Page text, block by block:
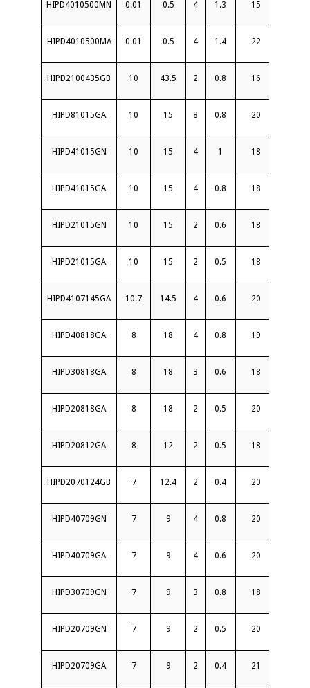
HIPD4010500MN 0.01 0.5 4 1.3 15
HIPD4010500MA 0.01 0.5 4 1.4 22
HIPD2100435GB 10 43.5 2 0.8 16
HIPD81015GA 10 15 8 0.8 20
HIPD41015GN 10 15 4 1 18
HIPD41015GA 10 15 4 0.8 18
HIPD21015GN 10 15 2 0.6 18
HIPD21015GA 10 15 2 0.5 18
HIPD4107145GA 10.7 14.5 4 0.6 20
HIPD40818GA 8 18 4 0.8 19
HIPD30818GA 8 18 3 0.6 18
HIPD20818GA 8 18 2 0.5 20
HIPD20812GA 8 12 2 0.5 18
HIPD2070124GB 7 12.4 2 0.4 20
HIPD40709GN 7 9 4 0.8 20
HIPD40709GA 7 9 4 0.6 20
HIPD30709GN 7 9 3 0.8 18
HIPD20709GN 7 9 2 0.5 20
HIPD20709GA 7 9 2 0.4 21